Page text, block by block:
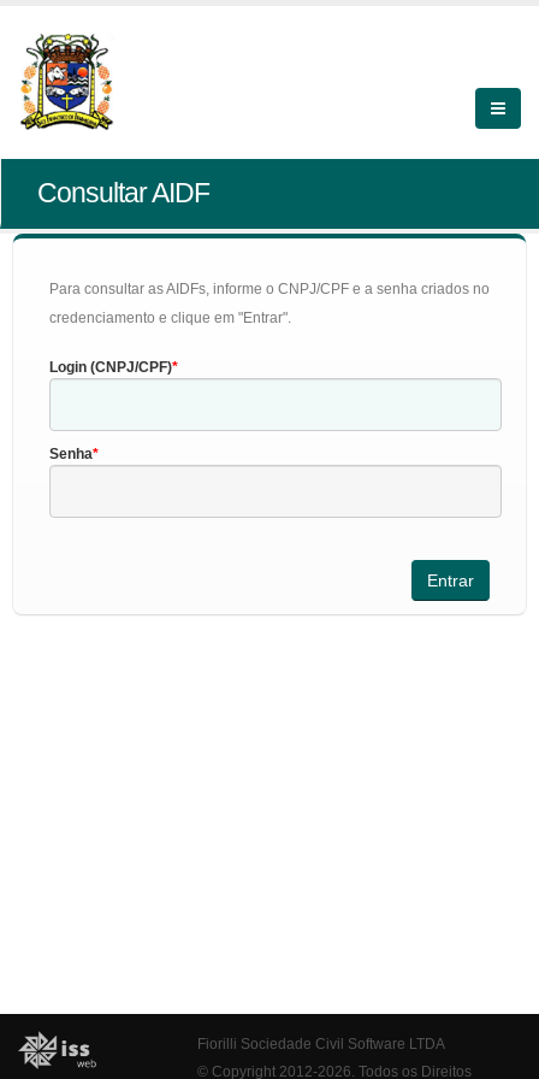
Consultar AIDF
Para consultar as AIDFs, informe o CNPJ/CPF e a senha criados no
credenciamento e clique em "Entrar".
Login (CNPJ/CPF)
Senha
Fiorilli Sociedade Civil Software LTDA
© Copyright 2012-2026. Todos os Direitos